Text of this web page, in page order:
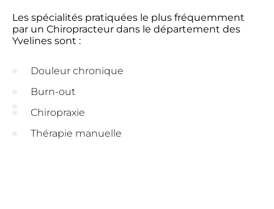
Les spécialités pratiquées le plus fréquemment
par un Chiropracteur dans le département des
Yvelines sont :
Douleur chronique
Burn-out
Chiropraxie
Thérapie manuelle